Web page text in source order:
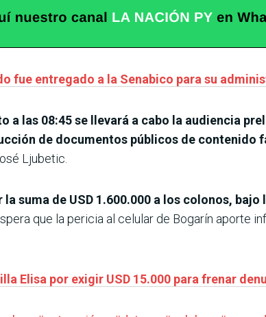
fue entregado a la Senabico para su
a las 08:45 se llevará a cabo la audiencia
de documentos públicos de contenido
Ljubetic.
suma de USD 1.600.000 a los colonos,
que la pericia al celular de Bogarín aporte
Elisa por exigir USD 15.000 para frenar